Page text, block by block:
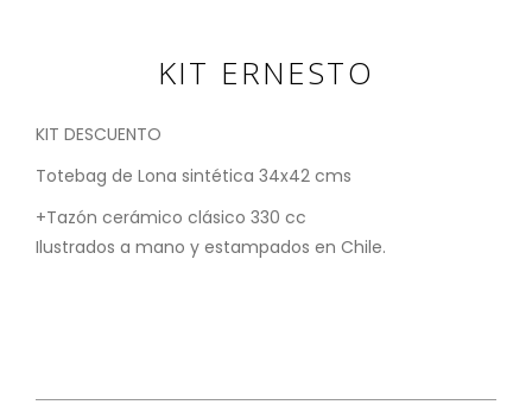
KIT ERNESTO
KIT DESCUENTO
Totebag de Lona sintética 34x42 cms
+Tazón cerámico clásico 330 cc
Ilustrados a mano y estampados en Chile.